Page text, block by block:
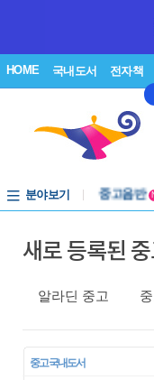
HOME 국내도서 전자책
분야보기
중고음반
1천원부터
중고음반
새로 등록된
알라딘 중고
중고 국내도서